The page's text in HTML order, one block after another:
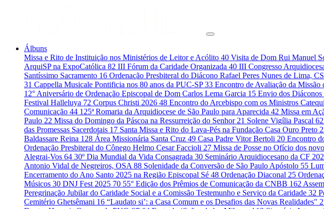
Álbuns
Missa e Rito de Instituição nos Ministérios de Leitor e Acólito 40 Visita de Dom Rui Manuel
ArquiSP na ExpoCatólica 82 III Fórum da Caridade Organizada 40 III Congresso
Santíssimo Sacramento 16 Ordenação Presbiteral do Diácono Rafael Peres Nunes de Lima,
31 Cappella Musicale Pontificia nos 80 anos da PUC-SP33 Encontro de Avaliação da Missão
12° Aniversário de Ordenação Episcopal de Dom Carlos Lema Garcia 15 Envio dos Diáconos
Festival Halleluya 72 Corpus Christi 2026 48 Encontro do Arcebispo com os Ministros
Comunicação 44 125ª Romaria da Arquidiocese de São Paulo para Aparecida 42 Missa em
Paulo 22 Missa do Domingo da Páscoa na Ressurreição do Senhor 21 Solene Vigília Pascal 62
das Promessas Sacerdotais 17 Santa Missa e Rito do Lava-Pés na Fundação Casa Ouro Preto
Baldassare Reina 128 Área Missionária Santa Cruz 49 Casa Padre Vitor Bertoli 20 Encontro
Ordenação Presbiteral do Cônego Helmo Cesar Faccioli 27 Missa de Posse no Ofício dos
Alegrai-Vos 64 30º Dia Mundial da Vida Consagrada 30 Seminário Arquidiocesano da CF
Antonio Vidal de Negreiros, OSA 88 Solenidade da Conversão de São Paulo Apóstolo 55
Encerramento do Ano Santo 2025 na Região Episcopal Sé 48 Ordenação Diaconal 25
Músicos 30 DNJ Fest 2025 70 55° Edição dos Prêmios de Comunicação da CNBB 162
Peregrinação Jubilar do Caridade Social e a Comissão Testemunho e Serviço da Caridade 32
Cemitério Ghetsêmani 16 “Laudato si’: a Casa Comum e os Desafios das Novas Realidades"